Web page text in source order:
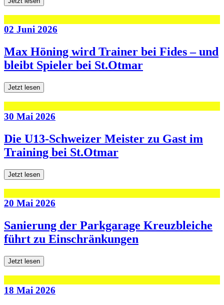
02 Juni 2026
Max Höning wird Trainer bei Fides – und
bleibt Spieler bei St.Otmar
Jetzt lesen
30 Mai 2026
Die U13-Schweizer Meister zu Gast im
Training bei St.Otmar
Jetzt lesen
20 Mai 2026
Sanierung der Parkgarage Kreuzbleiche
führt zu Einschränkungen
Jetzt lesen
18 Mai 2026